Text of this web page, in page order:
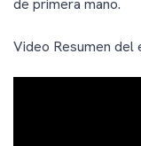
de primera mano.
Video Resumen del